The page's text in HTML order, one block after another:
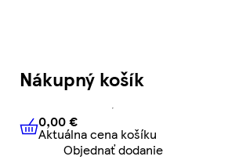
Nákupný košík
0,00 € Aktuálna cena košíku
0,00 €
Aktuálna cena košíku
Objednať dodanie